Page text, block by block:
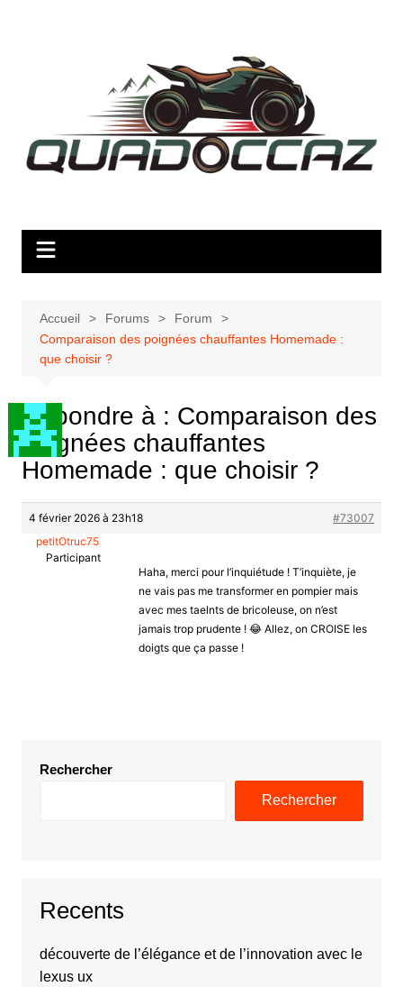
Accueil Forums
Forum
Comparaison des poignées chauffantes Homemade :
que choisir ?
Répondre à : Comparaison des
poignées chauffantes
Homemade : que choisir ?
4 février 2026 à 23h18
#73007
petitOtruc75
Participant
Haha, merci pour l’inquiétude ! T’inquiète, je
ne vais pas me transformer en pompier mais
avec mes taelnts de bricoleuse, on n’est
jamais trop prudente ! 😂 Allez, on CROISE les
doigts que ça passe !
Rechercher
Rechercher
Recents
découverte de l’élégance et de l’innovation avec le
lexus ux